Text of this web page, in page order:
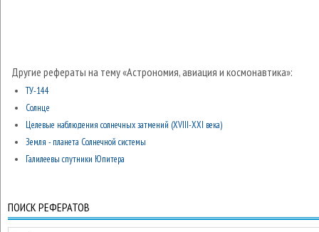
Другие рефераты на тему «Астрономия, авиация и космонавтика»:
ТУ-144
Солнце
Целевые наблюдения солнечных затмений (ХVIII-XXI века)
Земля - планета Солнечной системы
Галилеевы спутники Юпитера
ПОИСК РЕФЕРАТОВ